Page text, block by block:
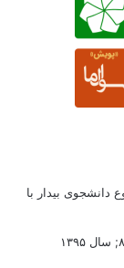
بیدار با